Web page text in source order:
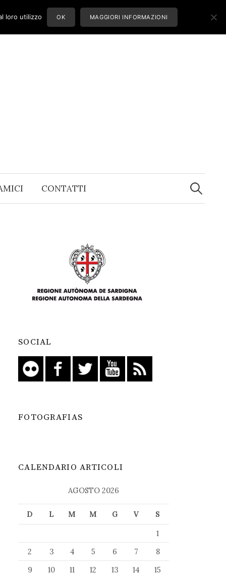
CONTATTI
Ricerca
per:
SOCIAL
FOTOGRAFIAS
CALENDARIO ARTICOLI
AGOSTO 2026
D L M M G V
S
1
2
3 4 5 6 7
8
9
10 11 12 13 14
15
loro utilizzo OK MAGGIORI INFORMAZIONI